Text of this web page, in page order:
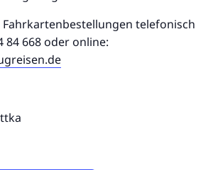
telefonisch
84 668 oder online: